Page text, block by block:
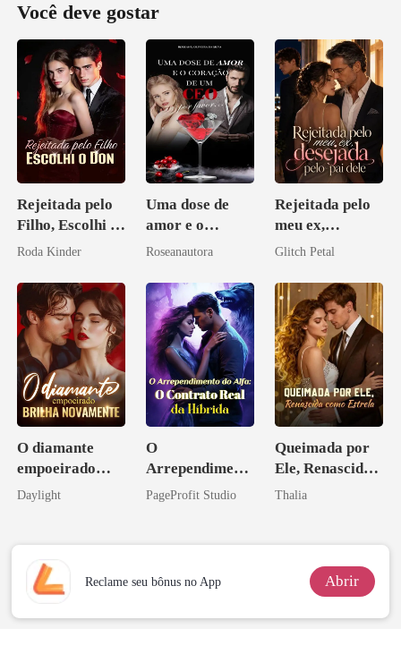
Você deve gostar
Rejeitada pelo
Filho, Escolhi o
Don
Roda Kinder
Uma dose de
amor e o
coração de um
Roseanautora
Rejeitada pelo
meu ex,
desejada pelo
Glitch Petal
O diamante
empoeirado
brilha
Daylight
O
Arrependiment
o do Alfa: O
PageProfit Studio
Queimada por
Ele, Renascida
como Estrela
Thalia
Reclame seu bônus no App Abrir